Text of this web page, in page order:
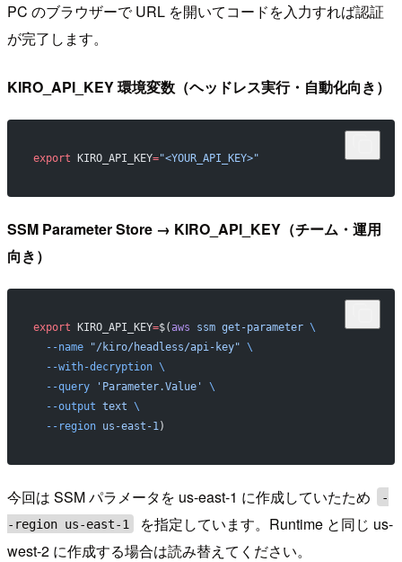
PC のブラウザーで URL を開いてコードを入力すれば認証
が完了します。
KIRO_API_KEY 環境変数（ヘッドレス実行・自動化向き）
export KIRO_API_KEY="<YOUR_API_KEY>"
SSM Parameter Store → KIRO_API_KEY（チーム・運用
向き）
export KIRO_API_KEY=$(aws ssm get-parameter \
  --name
"/kiro/headless/api-key" \
  --with-decryption
\
  --query
'Parameter.Value'
\
  --output
text \
  --region
us-east-1 )
今回は SSM パラメータを us-east-1 に作成していたため
-
-region us-east-1
を指定しています。Runtime と同じ us-
west-2 に作成する場合は読み替えてください。